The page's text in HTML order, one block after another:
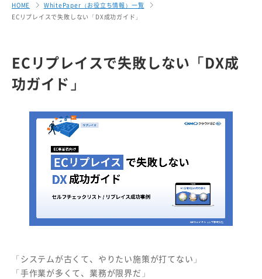
HOME
WhitePaper（お役立ち情報）一覧
ECリプレイスで失敗しない「DX成功ガイド」
ECリプレイスで失敗しない「DX成
功ガイド」
「システムが古くて、やりたい施策が打てない」
「手作業が多くて、業務が限界だ」